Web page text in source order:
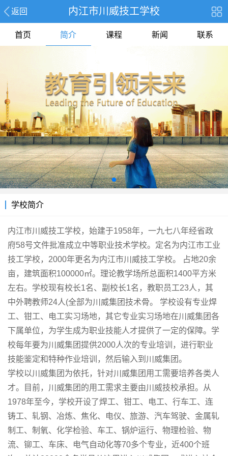
返回 内江市川威技工学校
首页 简介 课程 新闻 联系
学校简介
内江市川威技工学校，始建于1958年，一九七八年经省政
府58号文件批准成立中等职业技术学校。定名为内江市工业
技工学校，2000年更名为内江市川威技工学校。 占地20余
亩，建筑面积100000㎡。理论教学场所总面积1400平方米
左右。学校现有校长1名、副校长1名，教职员工23人，其
中外聘教师24人(全部为川威集团技术骨。 学校设有专业焊
工、钳工、电工实习场地，其它专业实习场地在川威集团各
下属单位，为学生成为职业技能人才提供了一定的保障。学
校每年要为川威集团提供2000人次的专业培训，进行职业
技能鉴定和特种作业培训，然后输入到川威集团。
学校以川威集团为依托，针对川威集团用工需要培养各类人
才。目前，川威集团的用工需求主要由川威技校承担。从
1978年至今，学校开设了焊工、钳工、电工、行车工、连
铸工、轧钢、冶炼、焦化、电仪、旅游、汽车驾驶、金属轧
制工、制氧、化学检验、车工、锅炉运行、物理检验、物
流、铆工、车床、电气自动化等70多个专业，近400个班